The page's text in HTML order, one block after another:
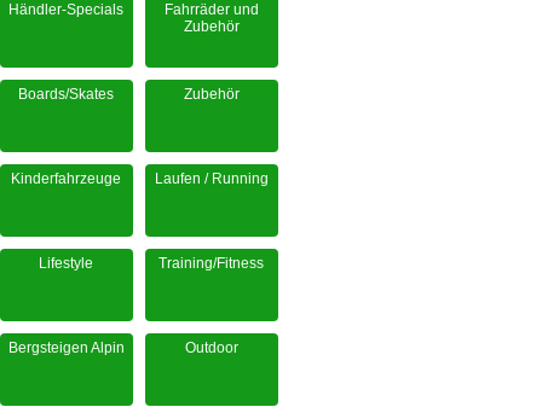
Händler-Specials
Fahrräder und
Zubehör
Boards/Skates Zubehör
Kinderfahrzeuge Laufen / Running
Lifestyle Training/Fitness
Bergsteigen Alpin Outdoor